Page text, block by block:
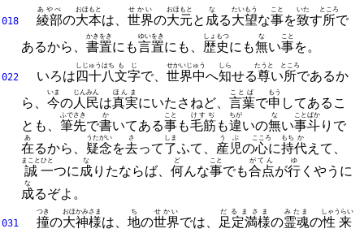
018 綾部
あやべ
の大本
おほもと
は、世界
せかい
の大元
おほもと
と 成
な
る大望
たいもう
な事
こと
を致
いた
す所
ところ
で
あるから、 書
かき
置
をき
にも言
ゆい
置
をき
にも、 歴史
しょもつ
にも無
な
い事
こと
を。
022 いろは 四十八
しじゅうはち
文字
もじ
で、世界中
せかいじゅう
へ知
しら
せる尊
たうと
い所
ところ
であるか
ら、 今
いま
の人民
じんみん
は真実
ほんま
にいたさねど、 言葉
ことば
で申
もう
してあるこ
とも、 筆先
ふでさき
で書
か
いてある事
こと
も毛筋
けすぢ
も違
ちが
いの無
な
い事
こと
斗
ばか
りで
在
あ
るから、 疑念
うたがい
を去
さ
って了
しま
ふて、 産児
うぶ
の心
こころ
に持
もち
代
か
えて、
誠
まこと
一
ひと
つに 成
な
りたならば、 何
ど
んな事
こと
でも合点
がてん
が行
ゆ
くやうに
成
な
るぞよ。
031 撞
つき
の大神様
おほかみさま
は、地
ち
の世界
せかい
では、 足定満様
だるまさま
の霊魂
みたま
の性来
しゃうらい